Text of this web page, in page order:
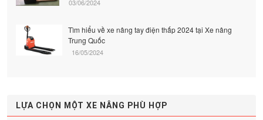
03/06/2024
Tìm hiểu về xe nâng tay điện thấp 2024 tại Xe nâng
Trung Quốc
16/05/2024
LỰA CHỌN MỘT XE NÂNG PHÙ HỢP